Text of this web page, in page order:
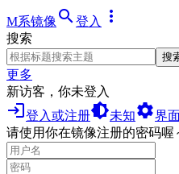
M系镜像 search登入 more_vert
搜索
搜
更多
新访客，你未登入
login登入或注册brightness_medium未知settings界
请使用你在镜像注册的密码喔